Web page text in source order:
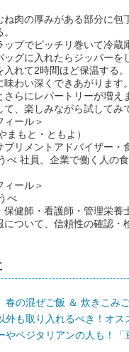
ね肉の厚みがある部分に包
プでピッチリ巻いて冷蔵
ッグに入れたらジッパー
入れて2時間ほど保温する。
わい深くできあがります。
らにレパートリーが増え
て、楽しみながら試してみ
ィール＞
まもと・ともよ）
リメントアドバイザー・
べ 社員。企業で働く人の
ィール＞
べ
保健師・看護師・管理栄
について、信頼性の確認・
春の混ぜご飯 ＆ 炊きこみ
外も取り入れるべき！オス
やベジタリアンの人も！